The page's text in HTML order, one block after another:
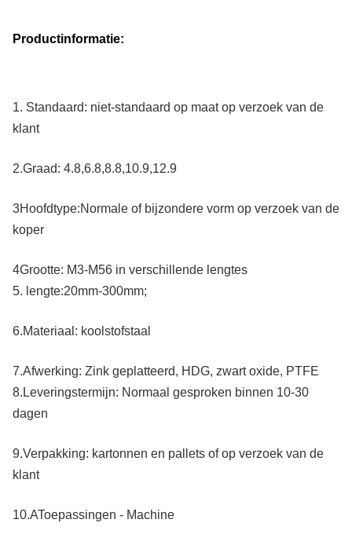
Productinformatie:
1. Standaard: niet-standaard op maat op verzoek van de
klant
2.Graad: 4.8,6.8,8.8,10.9,12.9
3Hoofdtype:Normale of bijzondere vorm op verzoek van de
koper
4Grootte: M3-M56 in verschillende lengtes
5. lengte:20mm-300mm;
6.Materiaal: koolstofstaal
7.Afwerking: Zink geplatteerd, HDG, zwart oxide, PTFE
8. Leveringstermijn: Normaal gesproken binnen 10-30
dagen
9.Verpakking: kartonnen en pallets of op verzoek van de
klant
10.AToepassingen - Machine